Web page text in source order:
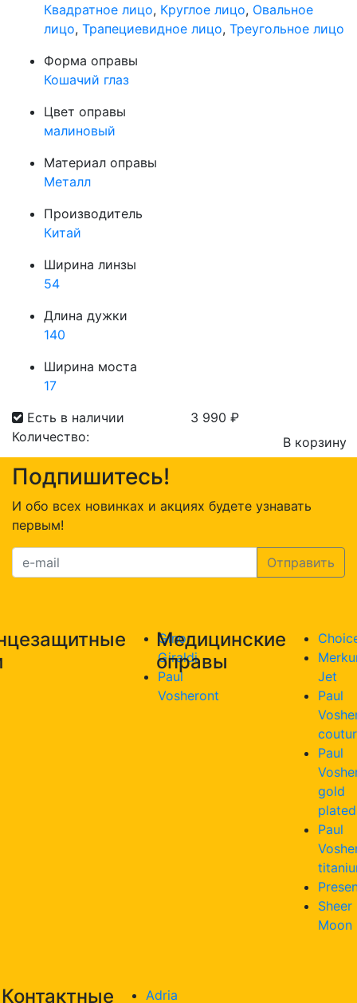
Квадратное лицо, Круглое лицо, Овальное
лицо, Трапециевидное лицо, Треугольное лицо
Форма оправы
Кошачий глаз
Цвет оправы
малиновый
Материал оправы
Металл
Производитель
Китай
Ширина линзы
54
Длина дужки
140
Ширина моста
17
Есть в наличии
3 990 ₽
Количество:
Количество
товара
Merkur
Jet
235
C3
В корзину
Подпишитесь!
И обо всех новинках и акциях будете узнавать
первым!
Gino
Giraldi
Paul
Vosheront
Медицинские
оправы
Jet
Paul
Paul
gold
plated
Paul
Sheer
Moon
Контактные Adria